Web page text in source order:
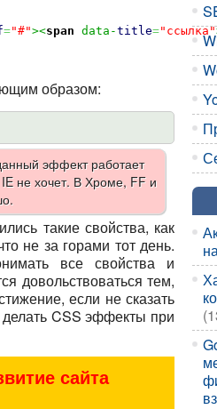
="#"><span data-title="ссылка"
образом:
эффект работает
не хочет. В Хроме, FF и
такие свойства, как
не за горами тот день.
все свойства и
довольствоваться тем,
если не сказать
CSS эффекты при
сайта